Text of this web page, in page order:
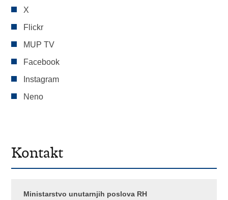
X
Flickr
MUP TV
Facebook
Instagram
Neno
Kontakt
Ministarstvo unutarnjih poslova RH